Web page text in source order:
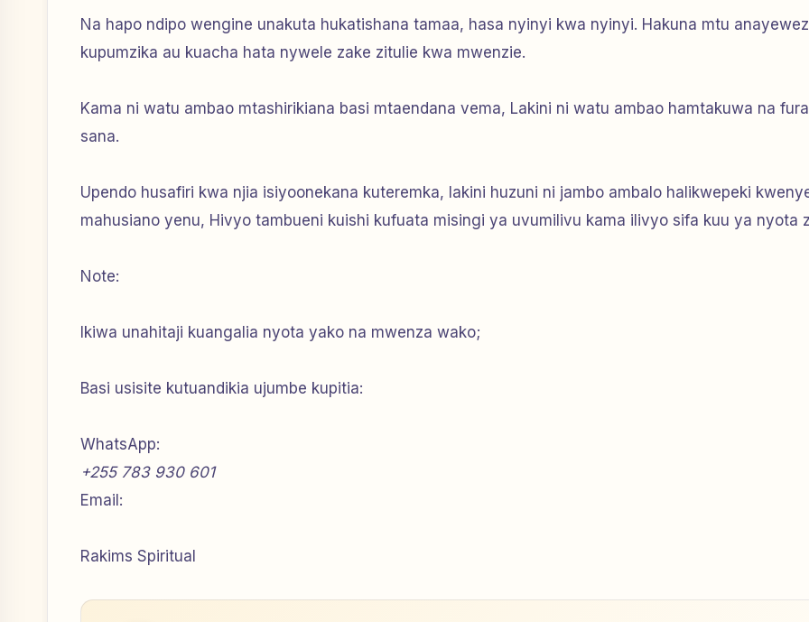
Na hapo ndipo wengine unakuta hukatishana tamaa, hasa nyinyi kwa nyinyi. Hakuna mtu
kupumzika au kuacha hata nywele zake zitulie kwa mwenzie.
Kama ni watu ambao mtashirikiana basi mtaendana vema, Lakini ni watu ambao hamtakuwa na
sana.
Upendo husafiri kwa njia isiyoonekana kuteremka, lakini huzuni ni jambo ambalo halikwepeki
mahusiano yenu, Hivyo tambueni kuishi kufuata misingi ya uvumilivu kama ilivyo sifa kuu ya nyota
Note:
Ikiwa unahitaji kuangalia nyota yako na mwenza wako;
Basi usisite kutuandikia ujumbe kupitia:
WhatsApp:
+255 783 930 601
Email:
Rakims Spiritual